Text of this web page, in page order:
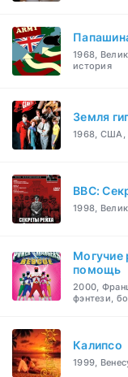
1968,
история
Земля
1968, США,
BBC:
1998,
Могучие
помощь
2000,
фэнтези,
Калипсо
1999,